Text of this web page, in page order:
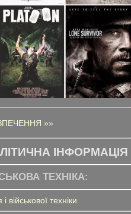
»»
ІНФОРМАЦІЯ
ТЕХНІКА:
військової техніки